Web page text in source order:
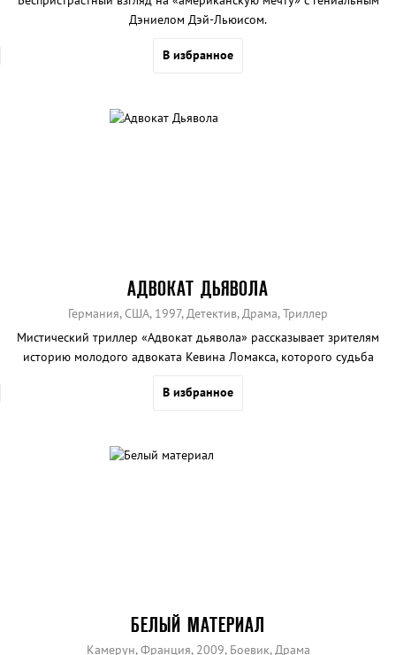
Дэниелом Дэй-Льюисом.
В избранное
АДВОКАТ ДЬЯВОЛА
Германия, США, 1997, Детектив, Драма, Триллер
Мистический триллер «Адвокат дьявола» рассказывает зрителям
историю молодого адвоката Кевина Ломакса, которого судьба
В избранное
БЕЛЫЙ МАТЕРИАЛ
Камерун, Франция, 2009, Боевик, Драма